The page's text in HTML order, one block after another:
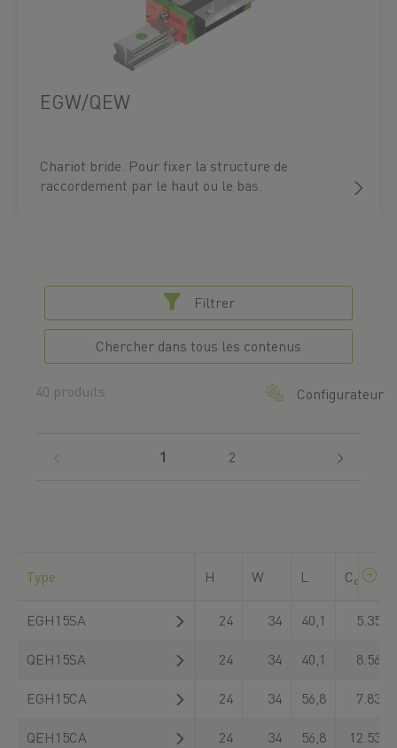
EGW/QEW
Chariot bride. Pour fixer la structure de
raccordement par le haut ou le bas.
Filtrer
Chercher dans tous les contenus
40 produits Configurateur
1 2
Type H W L Cdyn
EGH15SA 24 34 40,1 5.350
QEH15SA 24 34 40,1 8.560
EGH15CA 24 34 56,8 7.830
QEH15CA 24 34 56,8 12.530